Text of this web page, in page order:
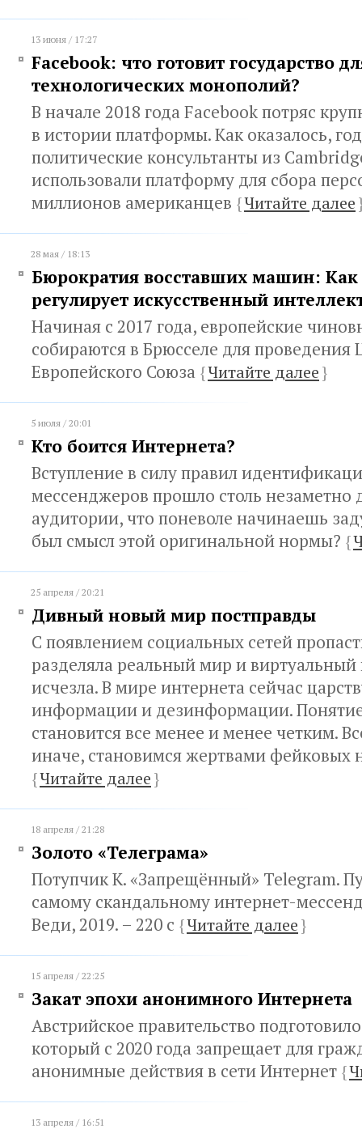
13 июня / 17:27
Facebook: что готовит государство
технологических монополий?
В начале 2018 года Facebook потряс
в истории платформы. Как оказалось,
политические консультанты из
использовали платформу для сбора
миллионов американцев {Читайте далее
28 мая / 18:13
Бюрократия восставших машин: Как
регулирует искусственный
Начиная с 2017 года, европейские
собираются в Брюсселе для
Европейского Союза {Читайте далее}
5 июля / 20:01
Кто боится Интернета?
Вступление в силу правил
мессенджеров прошло столь незаметно
аудитории, что поневоле начинаешь
был смысл этой оригинальной нормы? {
25 апреля / 20:21
Дивный новый мир постправды
С появлением социальных сетей
разделяла реальный мир и виртуальный
исчезла. В мире интернета сейчас
информации и дезинформации. Понятие
становится все менее и менее четким.
иначе, становимся жертвами фейковых
{Читайте далее}
18 апреля / 21:28
Золото «Телеграма»
Потупчик К. «Запрещённый» Telegram.
самому скандальному интернет-
Веди, 2019. – 220 с {Читайте далее}
15 апреля / 22:25
Закат эпохи анонимного Интернета
Австрийское правительство
который с 2020 года запрещает для
анонимные действия в сети Интернет {
13 апреля / 16:51